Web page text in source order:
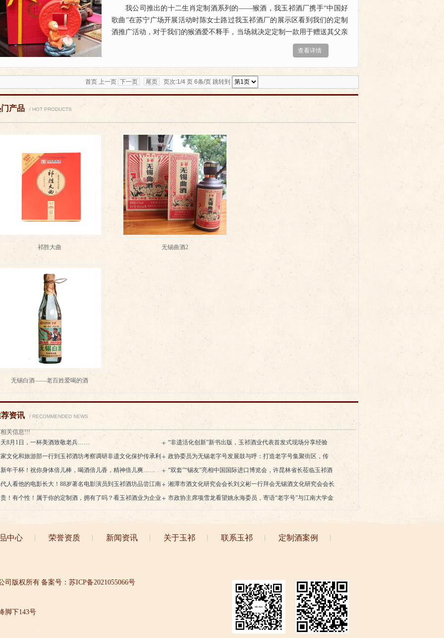
我公司推出的十二生肖定制酒系列的——猴酒，我玉祁酒厂携手“中国好
歌曲”在苏宁广场开展活动时陈女士路过我玉祁酒厂的展示区看到我们的定制
酒推广活动，对于我们的猴酒爱不释手，当场就决定定制一款用于赠送其父亲
查看详情
首页 上一页 下一页 尾页 页次:1/4 页 6条/页 跳转到
产品 / HOT PRODUCTS
祁胜大曲 无锡曲酒2
无锡白酒——老百姓爱喝的酒
资讯 / RECOMMENDED NEWS
关信息!!!
8月1日，一杯美酒致敬老兵……
“非遗活化创新”新书出版，玉祁酒业代表首发式现场分享经验
文化和旅游部一行到玉祁酒坊考察调研非遗文化保护传承利
政协委员为无锡老字号发展鼓与呼：打造老字号集聚街区，传
播“锡”味工商文化
年干杯！祝你身体倍儿棒，喝酒倍儿香，精神倍儿爽……
“双套”“锡友”亮相中国国际进口博览会，许昆林省长莅临玉祁酒
业展位
人看他的电影长大！88岁著名电影演员到玉祁酒坊品尝江南
湘潭市酒文化研究会会长刘义彬一行拜会无锡酒文化研究会会长
姚永海
！有个性！属于你的定制酒，拥有了吗？看玉祁酒业为企业
市政协主席项雪龙看望姚永海委员，寄语“老字号”与江南大学金
中心 荣誉资质 新闻资讯 关于玉祁 联系玉祁 定制酒案例
司版权所有 备案号：苏ICP备2021055066号
脚下143号